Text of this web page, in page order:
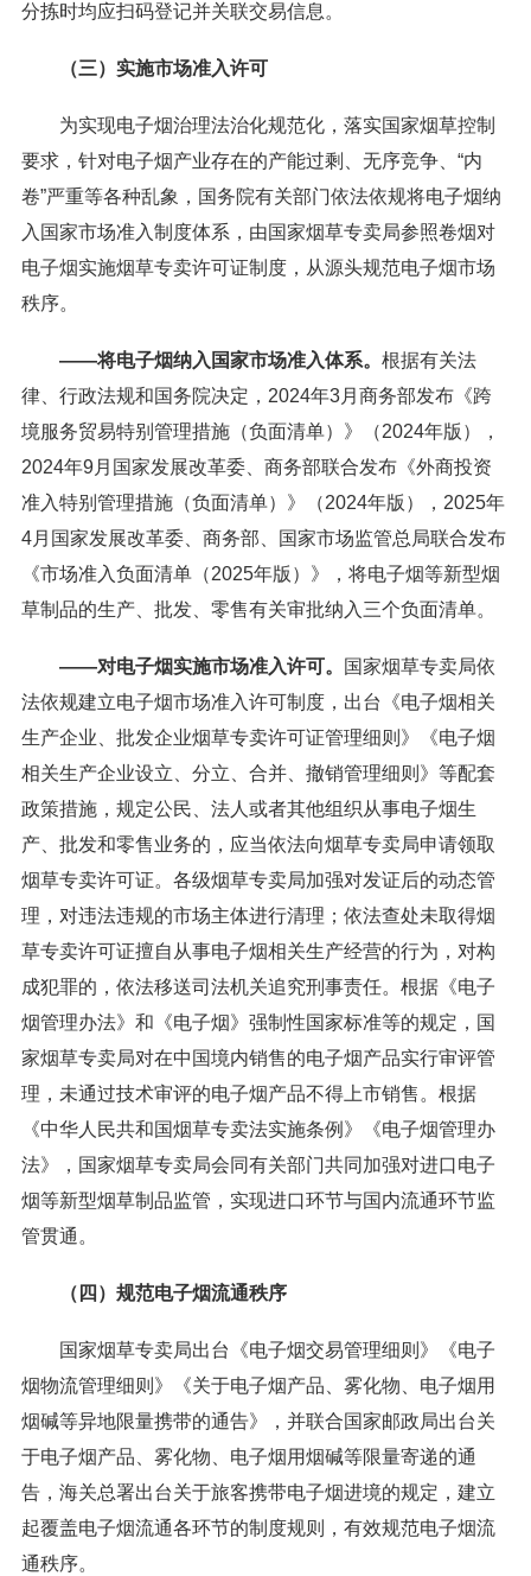
分拣时均应扫码登记并关联交易信息。
（三）实施市场准入许可
为实现电子烟治理法治化规范化，落实国家烟草控制
要求，针对电子烟产业存在的产能过剩、无序竞争、“内
卷”严重等各种乱象，国务院有关部门依法依规将电子烟纳
入国家市场准入制度体系，由国家烟草专卖局参照卷烟对
电子烟实施烟草专卖许可证制度，从源头规范电子烟市场
秩序。
——将电子烟纳入国家市场准入体系。 根据有关法
律、行政法规和国务院决定，2024年3月商务部发布《跨
境服务贸易特别管理措施（负面清单）》（2024年版），
2024年9月国家发展改革委、商务部联合发布《外商投资
准入特别管理措施（负面清单）》（2024年版），2025年
4月国家发展改革委、商务部、国家市场监管总局联合发布
《市场准入负面清单（2025年版）》，将电子烟等新型烟
草制品的生产、批发、零售有关审批纳入三个负面清单。
——对电子烟实施市场准入许可。
国家烟草专卖局依
法依规建立电子烟市场准入许可制度，出台《电子烟相关
生产企业、批发企业烟草专卖许可证管理细则》《电子烟
相关生产企业设立、分立、合并、撤销管理细则》等配套
政策措施，规定公民、法人或者其他组织从事电子烟生
产、批发和零售业务的，应当依法向烟草专卖局申请领取
烟草专卖许可证。各级烟草专卖局加强对发证后的动态管
理，对违法违规的市场主体进行清理；依法查处未取得烟
草专卖许可证擅自从事电子烟相关生产经营的行为，对构
成犯罪的，依法移送司法机关追究刑事责任。根据《电子
烟管理办法》和《电子烟》强制性国家标准等的规定，国
家烟草专卖局对在中国境内销售的电子烟产品实行审评管
理，未通过技术审评的电子烟产品不得上市销售。根据
《中华人民共和国烟草专卖法实施条例》《电子烟管理办
法》，国家烟草专卖局会同有关部门共同加强对进口电子
烟等新型烟草制品监管，实现进口环节与国内流通环节监
管贯通。
（四）规范电子烟流通秩序
国家烟草专卖局出台《电子烟交易管理细则》《电子
烟物流管理细则》《关于电子烟产品、雾化物、电子烟用
烟碱等异地限量携带的通告》，并联合国家邮政局出台关
于电子烟产品、雾化物、电子烟用烟碱等限量寄递的通
告，海关总署出台关于旅客携带电子烟进境的规定，建立
起覆盖电子烟流通各环节的制度规则，有效规范电子烟流
通秩序。